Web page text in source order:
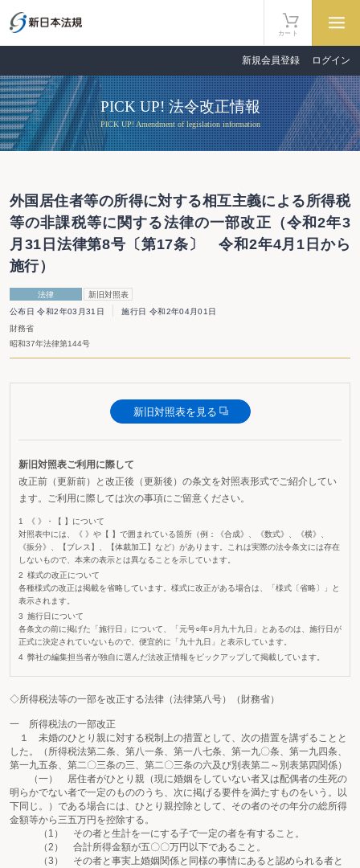
カート
新規会員登録 ログイン
PICK UP! 法令改正情報
PICK UP! Amendment of legislation information
外国居住者等の所得に対する相互主義による所得税
等の非課税等に関する法律の一部改正（令和2年3
月31日法律第8号〔第17条〕 令和2年4月1日から
施行）
法律
新旧対照表
公布日 令和2年03月31日
施行日 令和2年04月01日
財務省
昭和37年法律第144号
新旧対照表を見る
新旧対照表ご利用に際して
改正前（更新前）と改正後（更新後）の条文を対照表形式でご紹介してい
ます。ご利用に際しては次の事項にご留意ください。
《 》・【 】について
対照表中には、《 》や【 】で囲まれている箇所（例：《合成》、《数式》、《横》、
《振分》、【ブレス】、【体裁加工】など）があります。これは実際の法令条文には存在
しないもので、本来の表示とは異なることを示しています。
様式の改正について
各種様式の改正は掲載を省略しています。様式に改正がある場合は、「様式〔省略〕」と
表示されます。
施行日について
各条文の前に掲げた「施行日」について、「元号○年○月九十九日」とあるのは、施行日が
正式に決定されていないもので、便宜的に「九十九日」と表示しています。
弊社の編集担当者が独自に選んだ法改正情報をピックアップして掲載しています。
◇所得税法等の一部を改正する法律（法律第八号）（財務省）
一 所得税法の一部改正
１ 未婚のひとり親に対する税制上の措置として、次の措置を講ずることと
した。（所得税法第二条、第八一条、第一八七条、第一九〇条、第一九四条、
第一九五条、第二〇三条の三、第二〇三条の六及び別表第二～別表第四関係）
（一） 居住者がひとり親（現に婚姻をしていない者又は配偶者の生死の
明らかでない者で一定のもののうち、次に掲げる要件を満たすものをいう。以
下同じ。）である場合には、ひとり親控除として、その者のその年分の総所得
金額等から三五万円を控除する。
（1） その者と生計を一にする子で一定の者を有すること。
（2） 合計所得金額が五〇〇万円以下であること。
（3） その者と事実上婚姻関係と同様の事情にあると認められる者と